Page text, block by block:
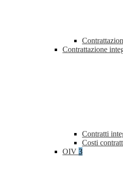
Contrattazione
Contratti
Costi
OIV 3